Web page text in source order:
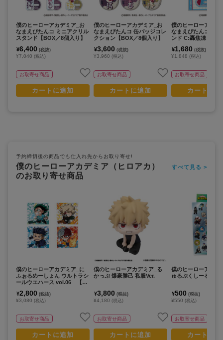
僕のヒーローアカデミア_お
なまえぴたんコ ミニアクリル
スタンド【BOX／8個入り】
¥6,400 (税抜)
¥7,040 (税込)
お取寄せ商品
カートに追加
僕のヒーローアカデミア_お
なまえぴたんコ 缶バッジコレ
クション【BOX／8個入り】
¥3,600 (税抜)
¥3,960 (税込)
お取寄せ商品
カートに追加
僕のヒーローアカデ
なまえぴたんコ ア
ンド C:轟焦凍
¥1,680 (税抜)
¥1,848 (税込)
お取寄せ商品
カートに
予約締切後の商品でも仕入れ先からお取り寄せ!
僕のヒーローアカデミア（ヒロアカ）
のお取り寄せ商品
すべて見る >
僕のヒーローアカデミア_に
ふぉるめーしょん ウルトラシ
ールウエハース vol.06 【B
¥2,800 (税抜)
¥3,080 (税込)
お取寄せ商品
カートに追加
僕のヒーローアカデミア_る
かっぷ 爆豪勝己 私服Ver.
¥3,800 (税抜)
¥4,180 (税込)
お取寄せ商品
カートに追加
僕のヒーローアカデ
ゅるぷくしーる1
¥500 (税抜)
¥550 (税込)
お取寄せ商品
カートに